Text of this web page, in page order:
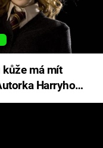
má mít
Harryho
s ráznou